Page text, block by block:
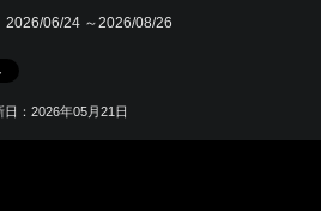
2026/06/24 ～2026/08/26
日：2026年05月21日